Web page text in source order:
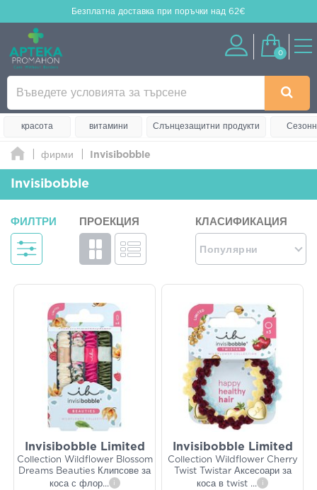
Безплатна доставка при поръчки над 62€
0
красота витамини Слънцезащитни продукти
фирми Invisibobble
Invisibobble
ФИЛТРИ ПРОЕКЦИЯ КЛАСИФИКАЦИЯ
Популярни
Invisibobble Limited
Collection Wildflower Blossom
Dreams Beauties Клипсове за
коса с флор... i
Invisibobble Limited
Collection Wildflower Cherry
Twist Twistar Аксесоари за
коса в twist ... i